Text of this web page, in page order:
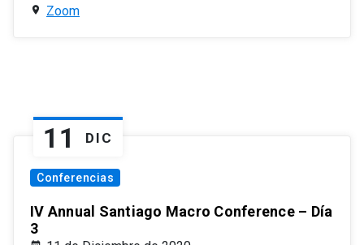
Zoom
11 DIC
Conferencias
IV Annual Santiago Macro Conference – Día
3